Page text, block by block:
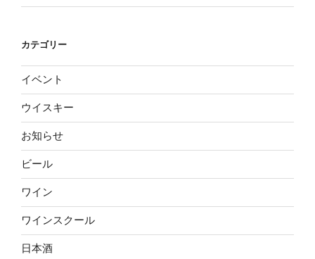
カテゴリー
イベント
ウイスキー
お知らせ
ビール
ワイン
ワインスクール
日本酒